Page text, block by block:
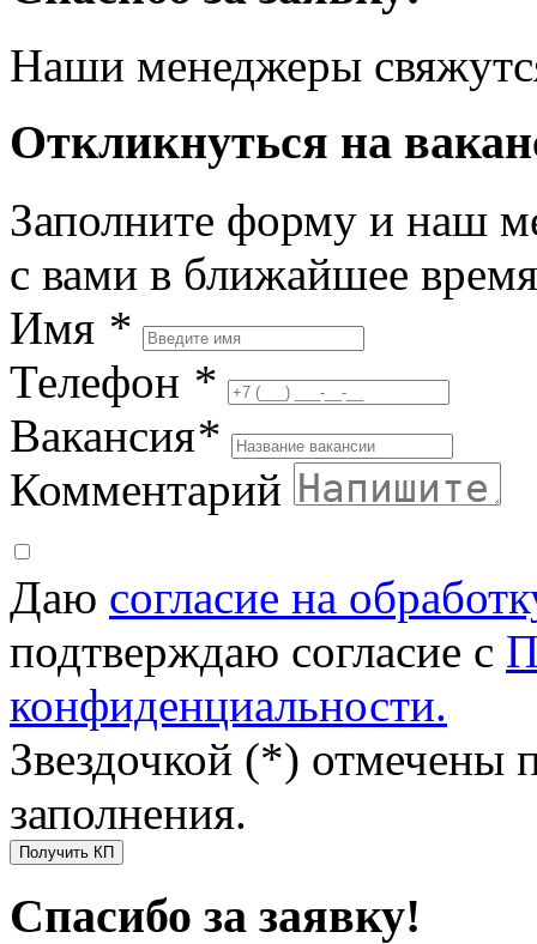
Наши менеджеры
Откликнуться на
Заполните форму и наш
с вами в ближайшее время
Имя *
Телефон *
Вакансия*
Комментарий
Даю согласие на
подтверждаю согласие с
конфиденциальности.
Звездочкой (*) отмечены
заполнения.
Получить КП
Спасибо за заявку!